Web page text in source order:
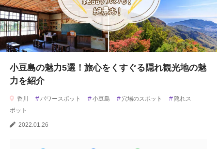
小豆島の魅力5選！旅心をくすぐる隠れ観光地の魅
力を紹介
香川 #パワースポット #小豆島 # 穴場のスポット # 隠れス
ポット
2022.01.26